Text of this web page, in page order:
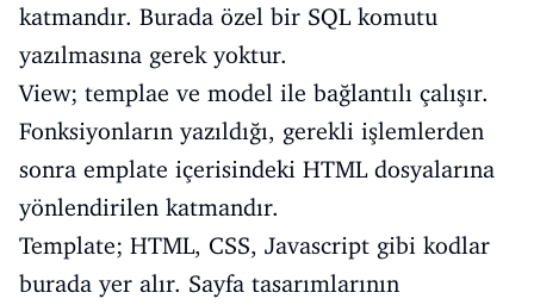
katmandır. Burada özel bir SQL komutu
yazılmasına gerek yoktur.
View; templae ve model ile bağlantılı çalışır.
Fonksiyonların yazıldığı, gerekli işlemlerden
sonra emplate içerisindeki HTML dosyalarına
yönlendirilen katmandır.
Template; HTML, CSS, Javascript gibi kodlar
burada yer alır. Sayfa tasarımlarının